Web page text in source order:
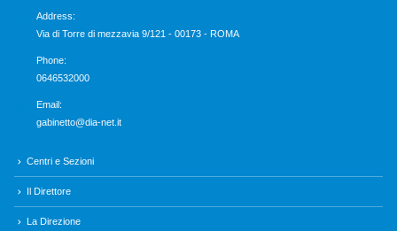
Address:
Via di Torre di mezzavia 9/121 - 00173 - ROMA
Phone:
0646532000
Email:
gabinetto@dia-net.it
Centri e Sezioni
Il Direttore
La Direzione